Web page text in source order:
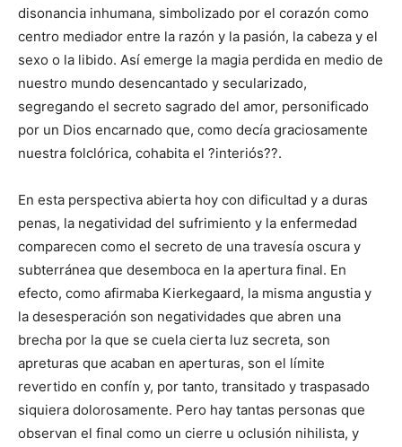
disonancia inhumana, simbolizado por el corazón como
centro mediador entre la razón y la pasión, la cabeza y el
sexo o la libido. Así emerge la magia perdida en medio de
nuestro mundo desencantado y secularizado,
segregando el secreto sagrado del amor, personificado
por un Dios encarnado que, como decía graciosamente
nuestra folclórica, cohabita el ?interiós??.
En esta perspectiva abierta hoy con dificultad y a duras
penas, la negatividad del sufrimiento y la enfermedad
comparecen como el secreto de una travesía oscura y
subterránea que desemboca en la apertura final. En
efecto, como afirmaba Kierkegaard, la misma angustia y
la desesperación son negatividades que abren una
brecha por la que se cuela cierta luz secreta, son
apreturas que acaban en aperturas, son el límite
revertido en confín y, por tanto, transitado y traspasado
siquiera dolorosamente. Pero hay tantas personas que
observan el final como un cierre u oclusión nihilista, y